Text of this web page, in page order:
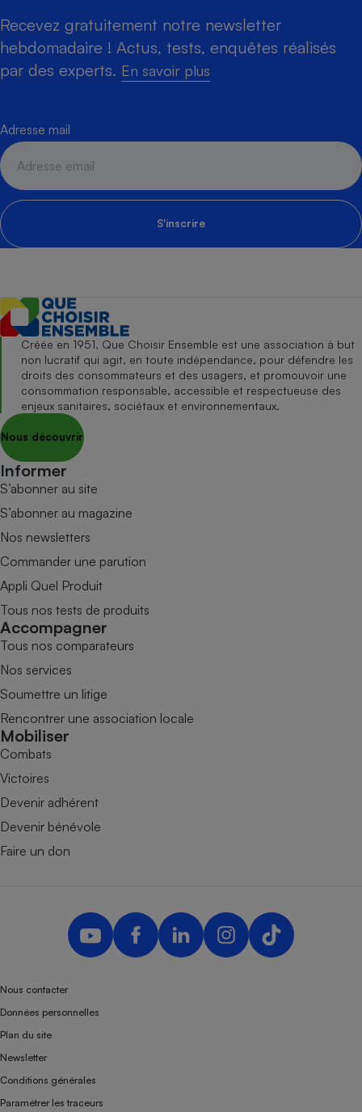
Recevez gratuitement notre newsletter
hebdomadaire ! Actus, tests, enquêtes réalisés
par des experts. En savoir plus
Adresse mail
S'inscrire
Créée en 1951, Que Choisir Ensemble est une association à but
non lucratif qui agit, en toute indépendance, pour défendre les
droits des consommateurs et des usagers, et promouvoir une
consommation responsable, accessible et respectueuse des
enjeux sanitaires, sociétaux et environnementaux.
Nous découvrir
Informer
S’abonner au site
S’abonner au magazine
Nos newsletters
Commander une parution
Appli Quel Produit
Tous nos tests de produits
Accompagner
Tous nos comparateurs
Nos services
Soumettre un litige
Rencontrer une association locale
Mobiliser
Combats
Victoires
Devenir adhérent
Devenir bénévole
Faire un don
Nous contacter
Données personnelles
Plan du site
Newsletter
Conditions générales
Paramétrer les traceurs